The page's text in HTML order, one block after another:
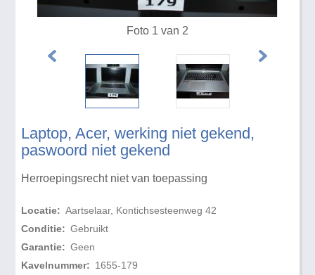
Laptop, Acer, werking niet gekend,
paswoord niet gekend
Herroepingsrecht niet van toepassing
Locatie: Aartselaar, Kontichsesteenweg 42
Conditie: Gebruikt
Garantie: Geen
Kavelnummer: 1655-179
Foto 1 van 2